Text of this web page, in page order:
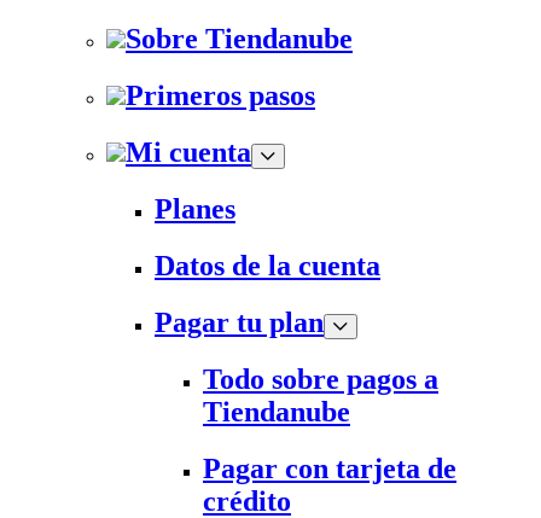
Sobre Tiendanube
Primeros pasos
Mi cuenta
Planes
Datos de la cuenta
Pagar tu plan
Todo sobre pagos a
Tiendanube
Pagar con tarjeta de
crédito